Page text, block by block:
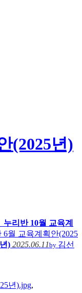
(2025년)
누리반 10월 교육계
6월 교육계획안(2025
) 2025.06.11by 김선
년).jpg,